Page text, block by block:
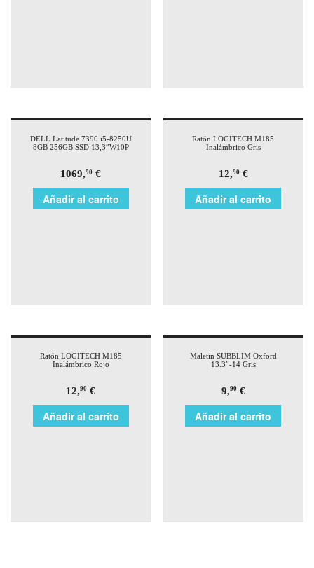
DELL Latitude 7390 i5-8250U
8GB 256GB SSD 13,3″W10P
1069,90 €
Añadir al carrito
Ratón LOGITECH M185
Inalámbrico Gris
12,90€
Añadir al carrito
Ratón LOGITECH M185
Inalámbrico Rojo
12,90 €
Añadir al carrito
Maletin SUBBLIM Oxford
13.3″-14 Gris
9,90€
Añadir al carrito